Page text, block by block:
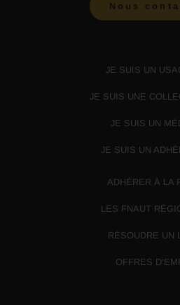
Nous
JE SUIS UN
JE SUIS UNE
JE SUIS UN
JE SUIS UN
ADHÉRER À LA
LES FNAUT
RÉSOUDRE UN
OFFRES